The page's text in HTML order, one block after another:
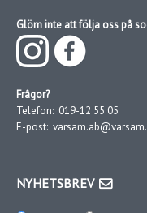
Glöm inte att följa oss på
Frågor?
Telefon: 019-12 55 05
E-post:
NYHETSBREV